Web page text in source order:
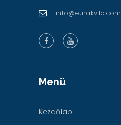
info@eurakvilo.com
Menü
Kezdőlap